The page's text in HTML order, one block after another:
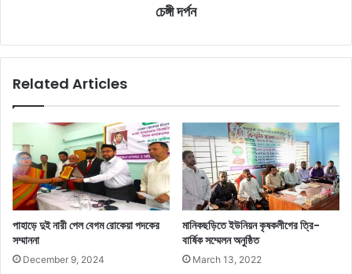
চেঙ্গী দর্পন
Related Articles
পাহাড়ে দুই নারী পেল বেগম রোকেয়া পদকের
সম্মাননা
December 9, 2024
মানিকছড়িতে ইউনিয়ন কৃষকলীগের ত্রি-
বার্ষিক সম্মেলন অনুষ্ঠিত
March 13, 2022